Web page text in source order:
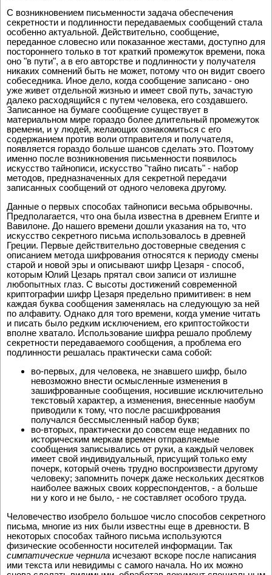
С возникновением письменности задача обеспечения
секретности и подлинности передаваемых сообщений стала
особенно актуальной. Действительно, сообщение,
переданное словесно или показанное жестами, доступно для
постороннего только в тот краткий промежуток времени, пока
оно "в пути", а в его авторстве и подлинности у получателя
никаких сомнений быть не может, потому что он видит своего
собеседника. Иное дело, когда сообщение записано - оно
уже живет отдельной жизнью и имеет свой путь, зачастую
далеко расходящийся с путем человека, его создавшего.
Записанное на бумаге сообщение существует в
материальном мире гораздо более длительный промежуток
времени, и у людей, желающих ознакомиться с его
содержанием против воли отправителя и получателя,
появляется гораздо больше шансов сделать это. Поэтому
именно после возникновения письменности появилось
искусство тайнописи, искусство "тайно писать" - набор
методов, предназначенных для секретной передачи
записанных сообщений от одного человека другому.
Данные о первых способах тайнописи весьма обрывочны.
Предполагается, что она была известна в древнем Египте и
Вавилоне. До нашего времени дошли указания на то, что
искусство секретного письма использовалось в древней
Греции. Первые действительно достоверные сведения с
описанием метода шифрования относятся к периоду смены
старой и новой эры и описывают шифр Цезаря - способ,
которым Юлий Цезарь прятал свои записи от излишне
любопытных глаз. С высоты достижений современной
криптографии шифр Цезаря предельно примитивен: в нем
каждая буква сообщения заменялась на следующую за ней
по алфавиту. Однако для того времени, когда умение читать
и писать было редким исключением, его криптостойкости
вполне хватало. Использование шифра решало проблему
секретности передаваемого сообщения, а проблема его
подлинности решалась практически сама собой:
во-первых, для человека, не знавшего шифр, было
невозможно внести осмысленные изменения в
зашифрованные сообщения, носившие исключительно
текстовый характер, а изменения, внесенные наобум
приводили к тому, что после расшифрования
получался бессмысленный набор букв;
во-вторых, практически до совсем еще недавних по
историческим меркам времен отправляемые
сообщения записывались от руки, а каждый человек
имеет свой индивидуальный, присущий только ему
почерк, который очень трудно воспроизвести другому
человеку; запомнить почерк даже нескольких десятков
наиболее важных своих корреспондентов, - а больше
ни у кого и не было, - не составляет особого труда.
Человечество изобрело большое число способов секретного
письма, многие из них были известны еще в древности. В
некоторых способах тайного письма используются
физические особенности носителей информации. Так
симпатические чернила исчезают вскоре после написания
ими текста или невидимы с самого начала. Но их можно